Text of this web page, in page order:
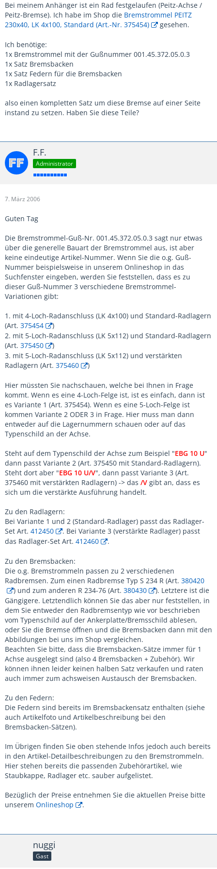
Bei meinem Anhänger ist ein Rad festgelaufen (Peitz-Achse /
Peitz-Bremse). Ich habe im Shop die Bremstrommel PEITZ
230x40, LK 4x100, Standard (Art.-Nr. 375454)
gesehen.
Ich benötige:
1x Bremstrommel mit der Gußnummer 001.45.372.05.0.3
1x Satz Bremsbacken
1x Satz Federn für die Bremsbacken
1x Radlagersatz
also einen kompletten Satz um diese Bremse auf einer Seite
instand zu setzen. Haben Sie diese Teile?
F.F.
Administrator
7. März 2006
Guten Tag
Die Bremstrommel-Guß-Nr. 001.45.372.05.0.3 sagt nur etwas
über die generelle Bauart der Bremstrommel aus, ist aber
keine eindeutige Artikel-Nummer. Wenn Sie die o.g. Guß-
Nummer beispielsweise in unserem Onlineshop in das
Suchfenster eingeben, werden Sie feststellen, dass es zu
dieser Guß-Nummer 3 verschiedene Bremstrommel-
Variationen gibt:
1. mit 4-Loch-Radanschluss (LK 4x100) und Standard-Radlagern
(Art. 375454
)
2. mit 5-Loch-Radanschluss (LK 5x112) und Standard-Radlagern
(Art. 375450
)
3. mit 5-Loch-Radanschluss (LK 5x112) und verstärkten
Radlagern (Art. 375460 )
Hier müssten Sie nachschauen, welche bei Ihnen in Frage
kommt. Wenn es eine 4-Loch-Felge ist, ist es einfach, dann ist
es Variante 1 (Art. 375454). Wenn es eine 5-Loch-Felge ist
kommen Variante 2 ODER 3 in Frage. Hier muss man dann
entweder auf die Lagernummern schauen oder auf das
Typenschild an der Achse.
Steht auf dem Typenschild der Achse zum Beispiel "EBG 10 U"
dann passt Variante 2 (Art. 375450 mit Standard-Radlagern).
Steht dort aber "EBG 10 U/V", dann passt Variante 3 (Art.
375460 mit verstärkten Radlagern) -> das /V gibt an, dass es
sich um die verstärkte Ausführung handelt.
Zu den Radlagern:
Bei Variante 1 und 2 (Standard-Radlager) passt das Radlager-
Set Art. 412450
. Bei Variante 3 (verstärkte Radlager) passt
das Radlager-Set Art. 412460 .
Zu den Bremsbacken:
Die o.g. Bremstrommeln passen zu 2 verschiedenen
Radbremsen. Zum einen Radbremse Typ S 234 R (Art. 380420
) und zum anderen R 234-76 (Art. 380430
). Letztere ist die
Gängigere. Letztendlich können Sie das aber nur feststellen, in
dem Sie entweder den Radbremsentyp wie vor beschrieben
vom Typenschild auf der Ankerplatte/Bremsschild ablesen,
oder Sie die Bremse öffnen und die Bremsbacken dann mit den
Abbildungen bei uns im Shop vergleichen.
Beachten Sie bitte, dass die Bremsbacken-Sätze immer für 1
Achse ausgelegt sind (also 4 Bremsbacken + Zubehör). Wir
können ihnen leider keinen halben Satz verkaufen und raten
auch immer zum achsweisen Austausch der Bremsbacken.
Zu den Federn:
Die Federn sind bereits im Bremsbackensatz enthalten (siehe
auch Artikelfoto und Artikelbeschreibung bei den
Bremsbacken-Sätzen).
Im Übrigen finden Sie oben stehende Infos jedoch auch bereits
in den Artikel-Detailbeschreibungen zu den Bremstrommeln.
Hier stehen bereits die passenden Zubehörartikel, wie
Staubkappe, Radlager etc. sauber aufgelistet.
Bezüglich der Preise entnehmen Sie die aktuellen Preise bitte
unserem Onlineshop .
nuggi
Gast